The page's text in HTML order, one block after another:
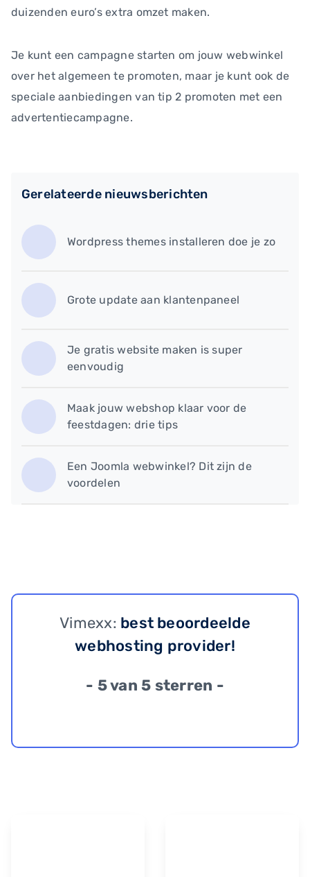
duizenden euro’s extra omzet maken.
Je kunt een campagne starten om jouw webwinkel
over het algemeen te promoten, maar je kunt ook de
speciale aanbiedingen van tip 2 promoten met een
advertentiecampagne.
Gerelateerde nieuwsberichten
Wordpress themes installeren doe je zo
​Grote update aan klantenpaneel
​Je gratis website maken is super
eenvoudig
Maak jouw webshop klaar voor de
feestdagen: drie tips
​Een Joomla webwinkel? Dit zijn de
voordelen
Vimexx: best beoordeelde
webhosting provider!
- 5 van 5 sterren -